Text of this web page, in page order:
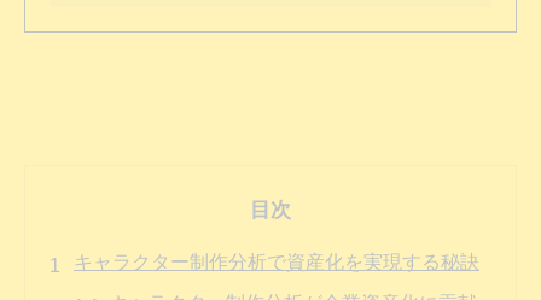
目次
キャラクター制作分析で資産化を実現する秘訣